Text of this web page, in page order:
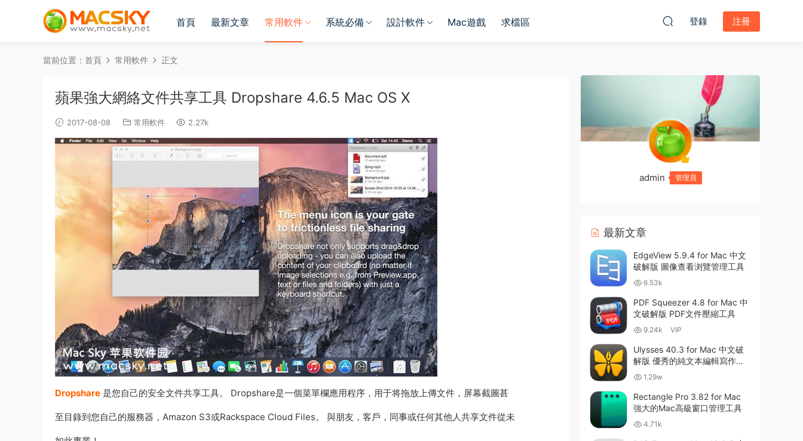
首頁 最新文章 常用軟件 系統必備 設計軟件 Mac遊戲 求檔區 登錄 注冊
當前位置： 首頁 常用軟件 正文
蘋果強大網絡文件共享工具 Dropshare 4.6.5 Mac OS X
2017-08-08 常用軟件 2.27k
Dropshare 是您自己的安全文件共享工具。 Dropshare是一個菜單欄應用程序，用于将拖放上傳文件，屏幕截圖甚
至目錄到您自己的服務器，Amazon S3或Rackspace Cloud Files。 與朋友，客戶，同事或任何其他人共享文件從未
admin 管理員
最新文章
EdgeView 5.9.4 for Mac 中文
破解版 圖像查看浏覽管理工具
6.53k
PDF Squeezer 4.8 for Mac 中
文破解版 PDF文件壓縮工具
9.24k VIP
Ulysses 40.3 for Mac 中文破
解版 優秀的純文本編輯寫作軟
件 1.29w
Rectangle Pro 3.82 for Mac
強大的Mac高級窗口管理工具
4.71k